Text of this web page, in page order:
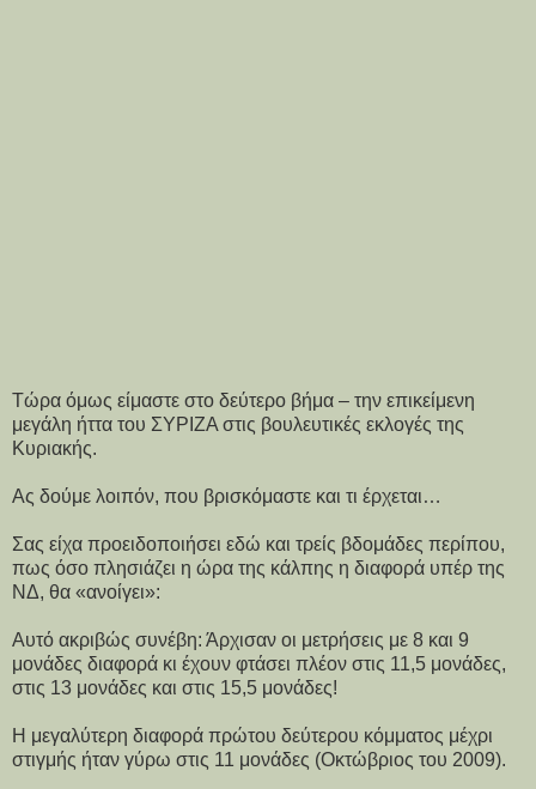
Τώρα όμως είμαστε στο δεύτερο βήμα – την επικείμενη
μεγάλη ήττα του ΣΥΡΙΖΑ στις βουλευτικές εκλογές της
Κυριακής.
Ας δούμε λοιπόν, που βρισκόμαστε και τι έρχεται…
Σας είχα προειδοποιήσει εδώ και τρείς βδομάδες περίπου,
πως όσο πλησιάζει η ώρα της κάλπης η διαφορά υπέρ της
ΝΔ, θα «ανοίγει»:
Αυτό ακριβώς συνέβη: Άρχισαν οι μετρήσεις με 8 και 9
μονάδες διαφορά κι έχουν φτάσει πλέον στις 11,5 μονάδες,
στις 13 μονάδες και στις 15,5 μονάδες!
Η μεγαλύτερη διαφορά πρώτου δεύτερου κόμματος μέχρι
στιγμής ήταν γύρω στις 11 μονάδες (Οκτώβριος του 2009).